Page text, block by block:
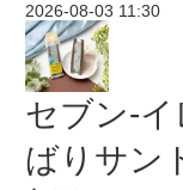
2026-08-03 11:30
セブン‐
ばりサン